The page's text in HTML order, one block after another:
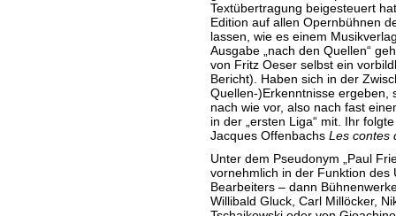
Textübertragung beigesteuert
Edition auf allen Opernbühnen
lassen, wie es einem
Ausgabe „nach den Quellen“
von Fritz Oeser selbst ein
Bericht). Haben sich in der
Quellen-)Erkenntnisse ergeben,
nach wie vor, also nach fast
in der „ersten Liga“ mit. Ihr
Jacques Offenbachs Les contes
Unter dem Pseudonym „Paul
vornehmlich in der Funktion
Bearbeiters – dann
Willibald Gluck, Carl Millöcker,